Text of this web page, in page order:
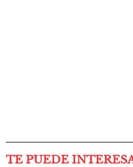
TE PUEDE